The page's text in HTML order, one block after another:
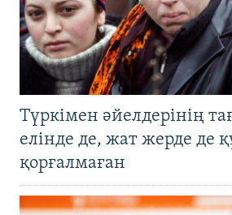
Түркімен әйелдерінің
елінде де, жат жерде де
қорғалмаған